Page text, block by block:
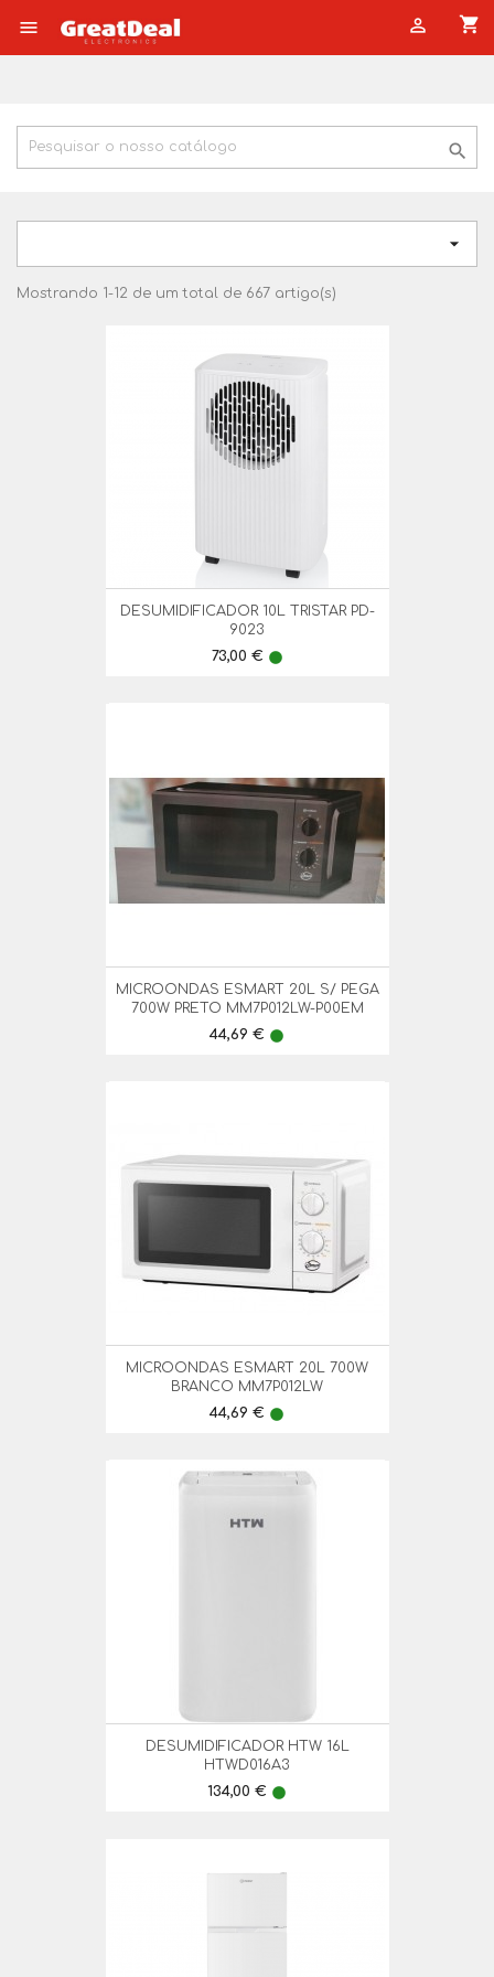
 shopping_cart



Mostrando 1-12 de um total de 667 artigo(s)
DESUMIDIFICADOR 10L TRISTAR PD-
9023
Preço
73,00 € lens
MICROONDAS ESMART 20L S/ PEGA
700W PRETO MM7P012LW-P00EM
Preço
44,69 € lens
MICROONDAS ESMART 20L 700W
BRANCO MM7P012LW
Preço
44,69 € lens
DESUMIDIFICADOR HTW 16L
HTWD016A3
Preço
134,00 € lens